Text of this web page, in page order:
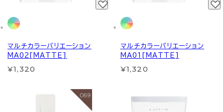
マルチカラーバリエーション
MA02[MATTE]
¥1,320
マルチカラーバリエーション
MA01[MATTE]
¥1,320